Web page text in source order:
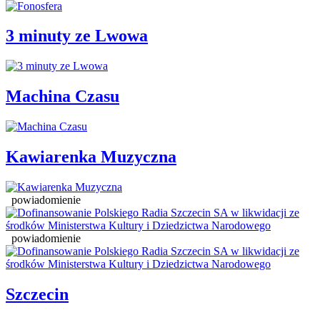
3 minuty ze Lwowa
Machina Czasu
Kawiarenka Muzyczna
powiadomienie
powiadomienie
Szczecin